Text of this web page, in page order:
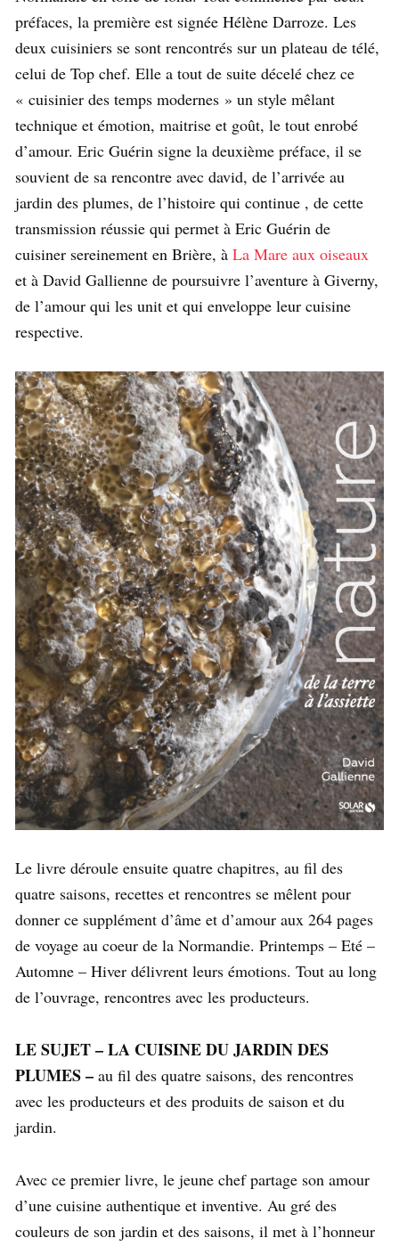
préfaces, la première est signée Hélène Darroze. Les
deux cuisiniers se sont rencontrés sur un plateau de télé,
celui de Top chef. Elle a tout de suite décelé chez ce
« cuisinier des temps modernes » un style mêlant
technique et émotion, maitrise et goût, le tout enrobé
d’amour. Eric Guérin signe la deuxième préface, il se
souvient de sa rencontre avec david, de l’arrivée au
jardin des plumes, de l’histoire qui continue , de cette
transmission réussie qui permet à Eric Guérin de
cuisiner sereinement en Brière, à La Mare aux oiseaux
et à David Gallienne de poursuivre l’aventure à Giverny,
de l’amour qui les unit et qui enveloppe leur cuisine
respective.
Le livre déroule ensuite quatre chapitres, au fil des
quatre saisons, recettes et rencontres se mêlent pour
donner ce supplément d’âme et d’amour aux 264 pages
de voyage au coeur de la Normandie. Printemps – Eté –
Automne – Hiver délivrent leurs émotions. Tout au long
de l’ouvrage, rencontres avec les producteurs.
LE SUJET – LA CUISINE DU JARDIN DES
PLUMES – au fil des quatre saisons, des rencontres
avec les producteurs et des produits de saison et du
jardin.
Avec ce premier livre, le jeune chef partage son amour
d’une cuisine authentique et inventive. Au gré des
couleurs de son jardin et des saisons, il met à l’honneur